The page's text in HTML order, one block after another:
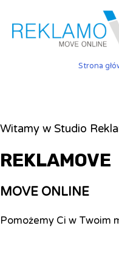
Strona
Witamy w Studio
REKLAMOVE
MOVE ONLINE
Pomożemy Ci w Twoim